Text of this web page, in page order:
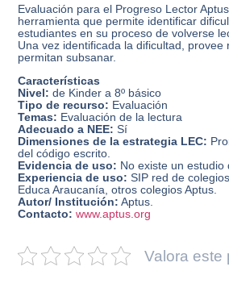
Evaluación para el Progreso Lector
herramienta que permite identificar
estudiantes en su proceso de volverse
Una vez identificada la dificultad, provee
permitan subsanar.
Características
Nivel: de Kinder a 8º básico
Tipo de recurso: Evaluación
Temas: Evaluación de la lectura
Adecuado a NEE: Sí
Dimensiones de la estrategia LEC:
del código escrito.
Evidencia de uso: No existe un estudio
Experiencia de uso: SIP red de
Educa Araucanía, otros colegios Aptus.
Autor/ Institución: Aptus.
Contacto:www.aptus.org
Valora este